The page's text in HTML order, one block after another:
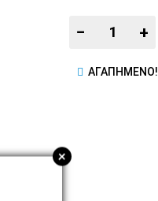
+
− +
ΑΓΑΠΗΜΕΝΟ!